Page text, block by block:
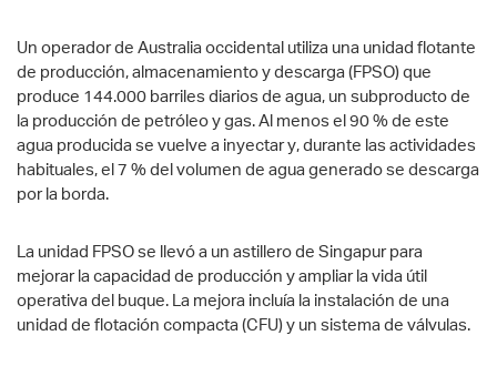
Un operador de Australia occidental utiliza una unidad flotante
de producción, almacenamiento y descarga (FPSO) que
produce 144.000 barriles diarios de agua, un subproducto de
la producción de petróleo y gas. Al menos el 90 % de este
agua producida se vuelve a inyectar y, durante las actividades
habituales, el 7 % del volumen de agua generado se descarga
por la borda.
La unidad FPSO se llevó a un astillero de Singapur para
mejorar la capacidad de producción y ampliar la vida útil
operativa del buque. La mejora incluía la instalación de una
unidad de flotación compacta (CFU) y un sistema de válvulas.